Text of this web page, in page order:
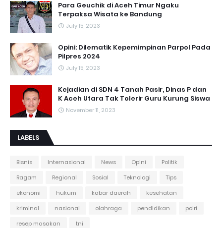
Para Geuchik di Aceh Timur Ngaku
Terpaksa Wisata ke Bandung
July 15, 2023
Opini: Dilematik Kepemimpinan Parpol Pada
Pilpres 2024
July 15, 2023
Kejadian di SDN 4 Tanah Pasir, Dinas P dan
K Aceh Utara Tak Tolerir Guru Kurung Siswa
November 11, 2023
LABELS
Bisnis Internasional News Opini
Politik
Ragam
Regional Sosial Teknologi
Tips
ekonomi
hukum kabar daerah
kesehatan
kriminal
nasional olahraga pendidikan
polri
resep masakan
tni